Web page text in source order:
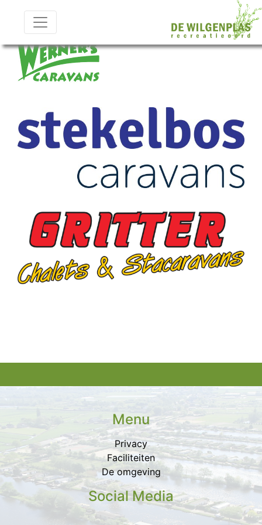
Menu
Privacy
Faciliteiten
De omgeving
Social Media